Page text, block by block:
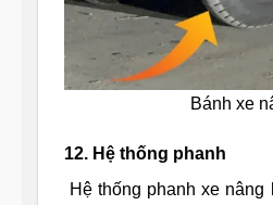
Bánh xe
12. Hệ thống phanh
Hệ thống phanh xe nâng